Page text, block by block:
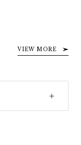
VIEW MORE